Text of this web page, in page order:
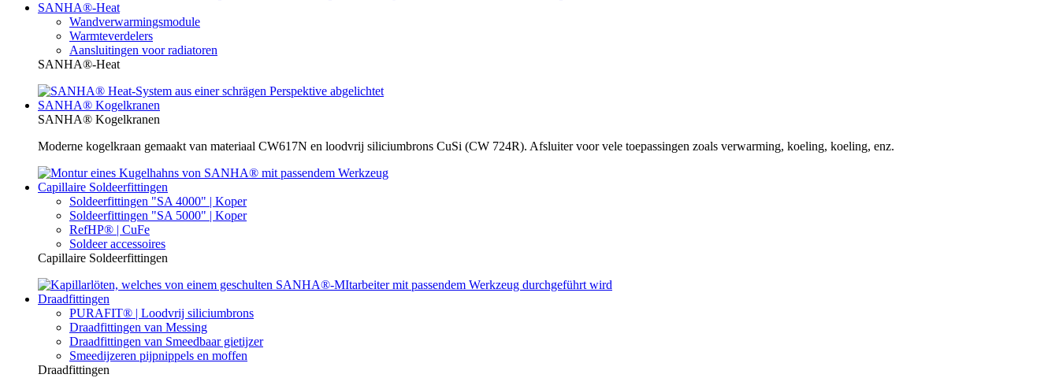
SANHA®-Heat
Wandverwarmingsmodule
Warmteverdelers
Aansluitingen voor radiatoren
SANHA®-Heat
SANHA® Kogelkranen
SANHA® Kogelkranen
Moderne kogelkraan gemaakt van materiaal CW617N en loodvrij siliciumbrons CuSi (CW 724R). Afsluiter voor vele toepassingen zoals verwarming, koeling, koeling, enz.
Capillaire Soldeerfittingen
Soldeerfittingen "SA 4000" | Koper
Soldeerfittingen "SA 5000" | Koper
RefHP® | CuFe
Soldeer accessoires
Capillaire Soldeerfittingen
Draadfittingen
PURAFIT® | Loodvrij siliciumbrons
Draadfittingen van Messing
Draadfittingen van Smeedbaar gietijzer
Smeedijzeren pijpnippels en moffen
Draadfittingen